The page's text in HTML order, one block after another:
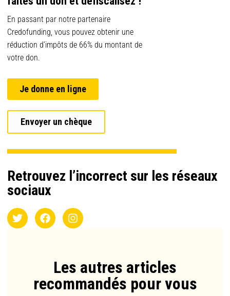
En passant par notre partenaire
Credofunding, vous pouvez obtenir une
réduction d’impôts de 66% du montant de
votre don.
Je donne en ligne
Envoyer un chèque
Retrouvez l’incorrect sur les réseaux
sociaux
Les autres articles
recommandés pour vous​